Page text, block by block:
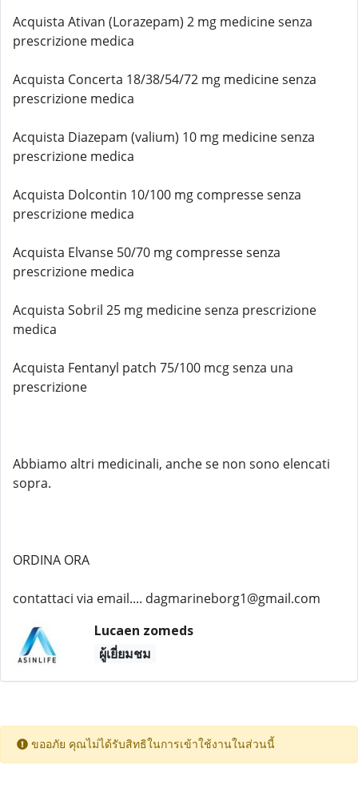
Acquista Ativan (Lorazepam) 2 mg medicine senza
prescrizione medica
Acquista Concerta 18/38/54/72 mg medicine senza
prescrizione medica
Acquista Diazepam (valium) 10 mg medicine senza
prescrizione medica
Acquista Dolcontin 10/100 mg compresse senza
prescrizione medica
Acquista Elvanse 50/70 mg compresse senza
prescrizione medica
Acquista Sobril 25 mg medicine senza prescrizione
medica
Acquista Fentanyl patch 75/100 mcg senza una
prescrizione
Abbiamo altri medicinali, anche se non sono elencati
sopra.
ORDINA ORA
contattaci via email.... dagmarineborg1@gmail.com
Lucaen zomeds
ผู้เยี่ยมชม
ขออภัย คุณไม่ได้รับสิทธิในการเข้าใช้งานในส่วนนี้